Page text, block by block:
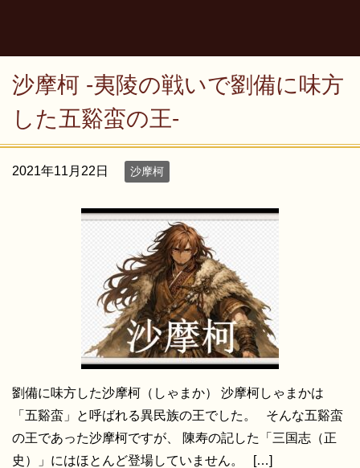
沙摩柯 -夷陵の戦いで劉備に味方
した五谿蛮の王-
2021年11月22日 沙摩柯
劉備に味方した沙摩柯（しゃまか） 沙摩柯しゃまかは
「五谿蛮」と呼ばれる異民族の王でした。 そんな五谿蛮
の王であった沙摩柯ですが、 陳寿の記した「三国志（正
史）」にはほとんど登場していません。 […]